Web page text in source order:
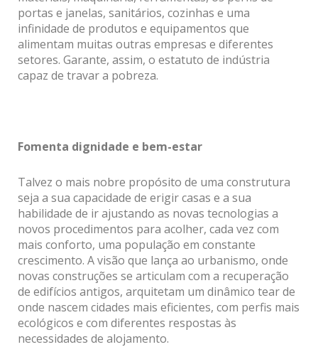
portas e janelas, sanitários, cozinhas e uma
infinidade de produtos e equipamentos que
alimentam muitas outras empresas e diferentes
setores. Garante, assim, o estatuto de indústria
capaz de travar a pobreza.
Fomenta dignidade e bem-estar
Talvez o mais nobre propósito de uma construtura
seja a sua capacidade de erigir casas e a sua
habilidade de ir ajustando as novas tecnologias a
novos procedimentos para acolher, cada vez com
mais conforto, uma população em constante
crescimento. A visão que lança ao urbanismo, onde
novas construções se articulam com a recuperação
de edifícios antigos, arquitetam um dinâmico tear de
onde nascem cidades mais eficientes, com perfis mais
ecológicos e com diferentes respostas às
necessidades de alojamento.